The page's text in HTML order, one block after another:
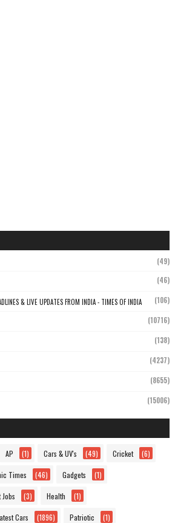
(49)
(46)
& LIVE UPDATES FROM INDIA - TIMES OF INDIA (106)
(10716)
(138)
(4237)
(8655)
(15006)
AP (1) Cars & UV's (49) Cricket (6)
Times (46) Gadgets (1)
Jobs (3) Health (1)
Cars (1896) Patriotic (1)